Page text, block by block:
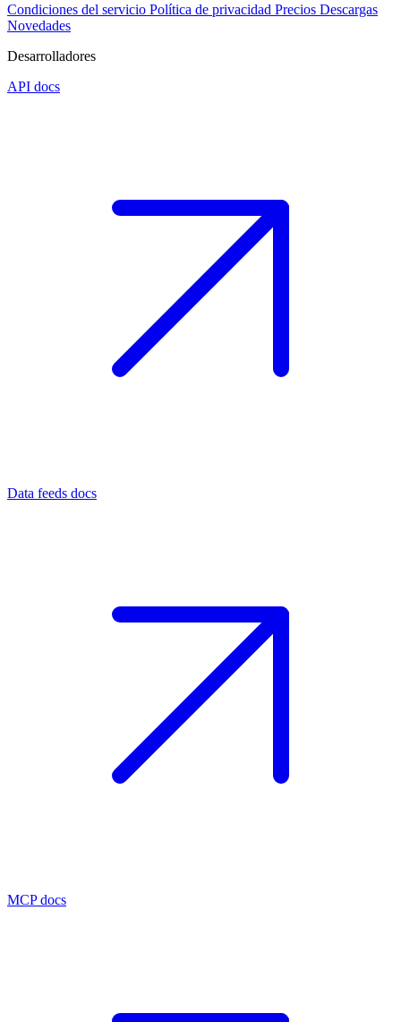
Condiciones del servicio Política de privacidad Precios Descargas
Novedades
Desarrolladores
API docs
Data feeds docs
MCP docs